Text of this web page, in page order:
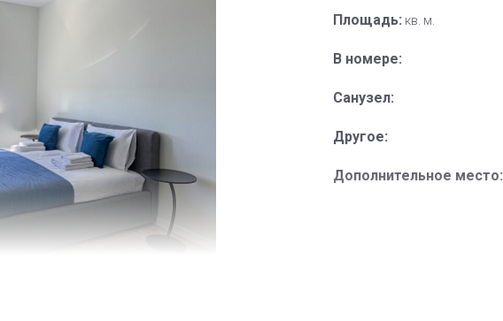
Площадь: кв. м.
В номере:
Санузел:
Другое:
Дополнительное место: